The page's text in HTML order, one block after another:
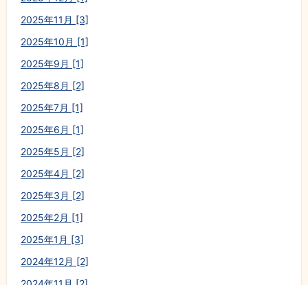
2025年11月 [3]
2025年10月 [1]
2025年9月 [1]
2025年8月 [2]
2025年7月 [1]
2025年6月 [1]
2025年5月 [2]
2025年4月 [2]
2025年3月 [2]
2025年2月 [1]
2025年1月 [3]
2024年12月 [2]